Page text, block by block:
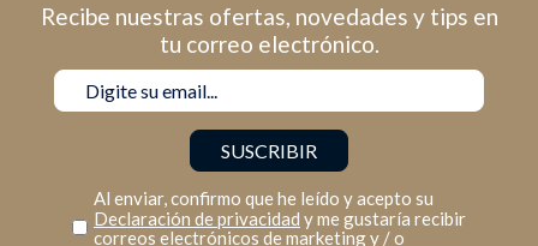
Recibe nuestras ofertas, novedades y tips en
tu correo electrónico.
Al enviar, confirmo que he leído y acepto su
Declaración de privacidad y me gustaría recibir
correos electrónicos de marketing y / o